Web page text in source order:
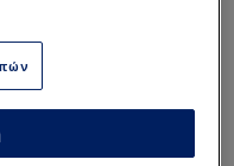
χάνουν χρήματα;
κάποιος που ξοδεύει